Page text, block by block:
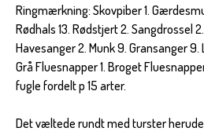
Ringmærkning: Skovpiber 1.
Rødhals 13. Rødstjert 2. Sangdrossel
Havesanger 2. Munk 9. Gransanger
Grå Fluesnapper 1. Broget
fugle fordelt p 15 arter.
Det væltede rundt med turster